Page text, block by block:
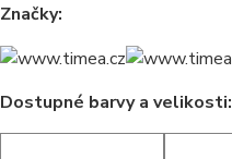
Značky:
Dostupné barvy a velikosti: